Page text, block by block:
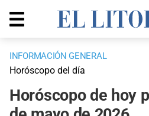
INFORMACIÓN GENERAL
Horóscopo del día
Horóscopo de hoy